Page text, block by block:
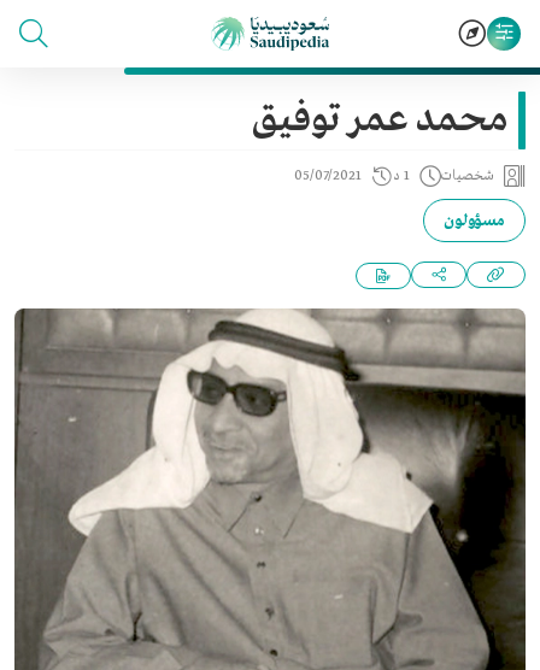
محمد عمر توفيق
شخصيات 1 د 05/07/2021
مسؤولون